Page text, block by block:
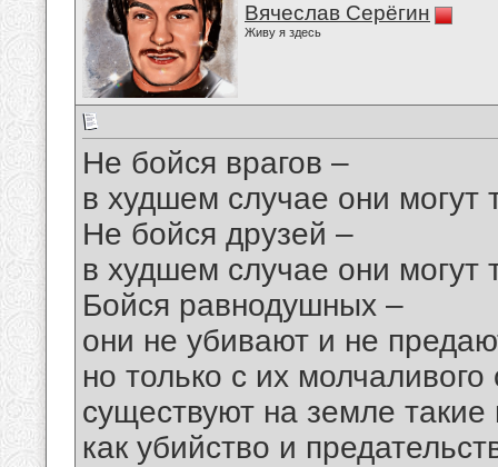
Вячеслав Серёгин
Живу я здесь
Не бойся врагов –
в худшем случае они могут
Не бойся друзей –
в худшем случае они могут
Бойся равнодушных –
они не убивают и не
но только с их молчаливого
существуют на земле
как убийство и